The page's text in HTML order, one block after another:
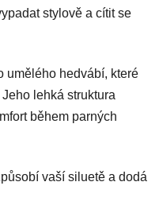
stylově a cítit se
umělého hedvábí, které
lehká struktura
během parných
vaší siluetě a dodá